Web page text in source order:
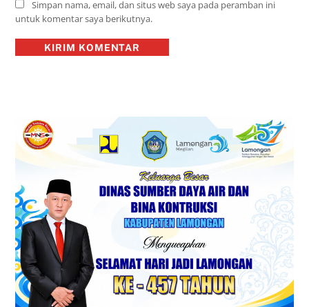
Simpan nama, email, dan situs web saya pada peramban ini
untuk komentar saya berikutnya.